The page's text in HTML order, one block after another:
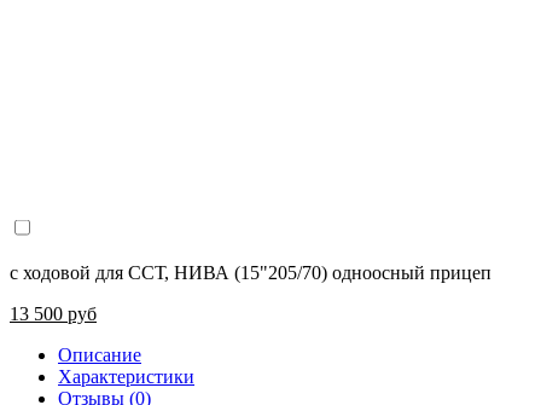
с ходовой для ССТ, НИВА (15"205/70) одноосный прицеп
13 500 руб
Описание
Характеристики
Отзывы (0)